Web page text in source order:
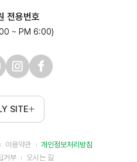
전용번호
~ PM 6:00)
SITE
이용약관
개인정보처리방침
거부
오시는 길